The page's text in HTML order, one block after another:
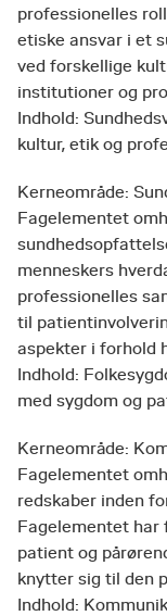
professionelles
etiske ansvar i et
ved forskellige
institutioner og
Indhold:
kultur, etik og
Kerneområde:
Fagelementet
menneskers
professionelles
til
aspekter i forhold
Indhold:
med sygdom og
Kerneområde:
Fagelementet
redskaber inden
Fagelementet har
patient og
knytter sig til den
Indhold: